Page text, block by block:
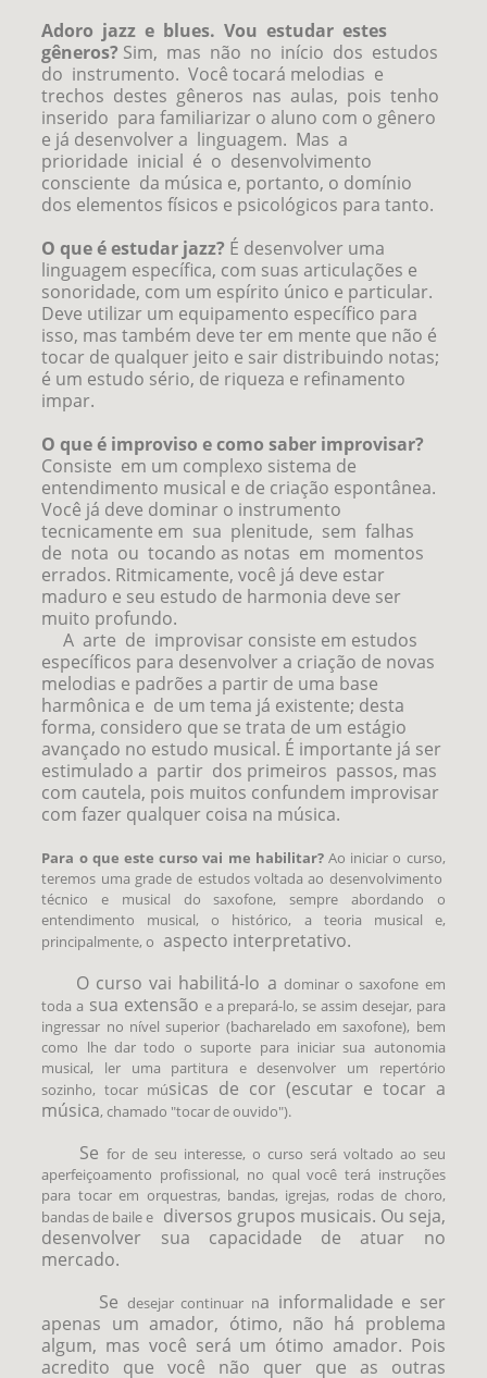
Adoro jazz e blues. Vou estudar estes
gêneros? Sim, mas não no início dos estudos
do instrumento. Você tocará melodias e
trechos destes gêneros nas aulas, pois tenho
inserido para familiarizar o aluno com o gênero
e já desenvolver a linguagem. Mas a
prioridade inicial é o desenvolvimento
consciente da música e, portanto, o domínio
dos elementos físicos e psicológicos para tanto.
O que é estudar jazz? É desenvolver uma
linguagem específica, com suas articulações e
sonoridade, com um espírito único e particular.
Deve utilizar um equipamento específico para
isso, mas também deve ter em mente que não é
tocar de qualquer jeito e sair distribuindo notas;
é um estudo sério, de riqueza e refinamento
impar.
O que é improviso e como saber improvisar?
Consiste em um complexo sistema de
entendimento musical e de criação espontânea.
Você já deve dominar o instrumento
tecnicamente em sua plenitude, sem falhas
de nota ou tocando as notas em momentos
errados. Ritmicamente, você já deve estar
maduro e seu estudo de harmonia deve ser
muito profundo.
A arte de improvisar consiste em estudos
específicos para desenvolver a criação de novas
melodias e padrões a partir de uma base
harmônica e de um tema já existente; desta
forma, considero que se trata de um estágio
avançado no estudo musical. É importante já ser
estimulado a partir dos primeiros passos, mas
com cautela, pois muitos confundem improvisar
com fazer qualquer coisa na música.
Para o que este curso vai me habilitar?Ao iniciar o curso,
teremos uma grade de estudos voltada ao desenvolvimento
técnico e musical do saxofone, sempre abordando o
entendimento musical, o histórico, a teoria musical e,
principalmente, o aspecto interpretativo.
O curso vai habilitá-lo a dominar o saxofone em
toda a sua extensão e a prepará-lo, se assim desejar, para
ingressar no nível superior (bacharelado em saxofone), bem
como lhe dar todo o suporte para iniciar sua autonomia
musical, ler uma partitura e desenvolver um repertório
sozinho, tocar músicas de cor (escutar e tocar a
música, chamado "tocar de ouvido").
Sefor de seu interesse, o curso será voltado ao seu
aperfeiçoamento profissional, no qual você terá instruções
para tocar em orquestras, bandas, igrejas, rodas de choro,
bandas de baile e diversos grupos musicais. Ou seja,
desenvolver sua capacidade de atuar no
mercado.
Se desejar continuar na informalidade e ser
apenas um amador, ótimo, não há problema
algum, mas você será um ótimo amador. Pois
acredito que você não quer que as outras